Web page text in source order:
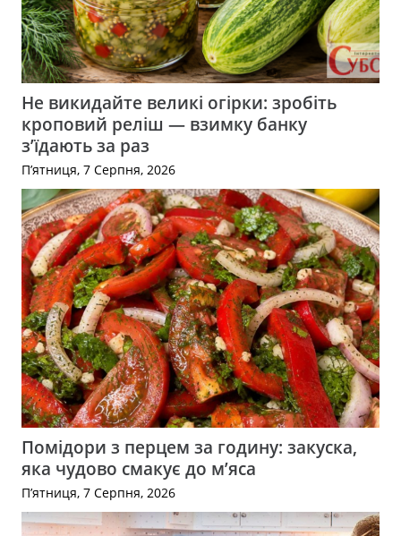
Не викидайте великі огірки: зробіть
кроповий реліш — взимку банку
з’їдають за раз
П’ятниця, 7 Серпня, 2026
Помідори з перцем за годину: закуска,
яка чудово смакує до м’яса
П’ятниця, 7 Серпня, 2026